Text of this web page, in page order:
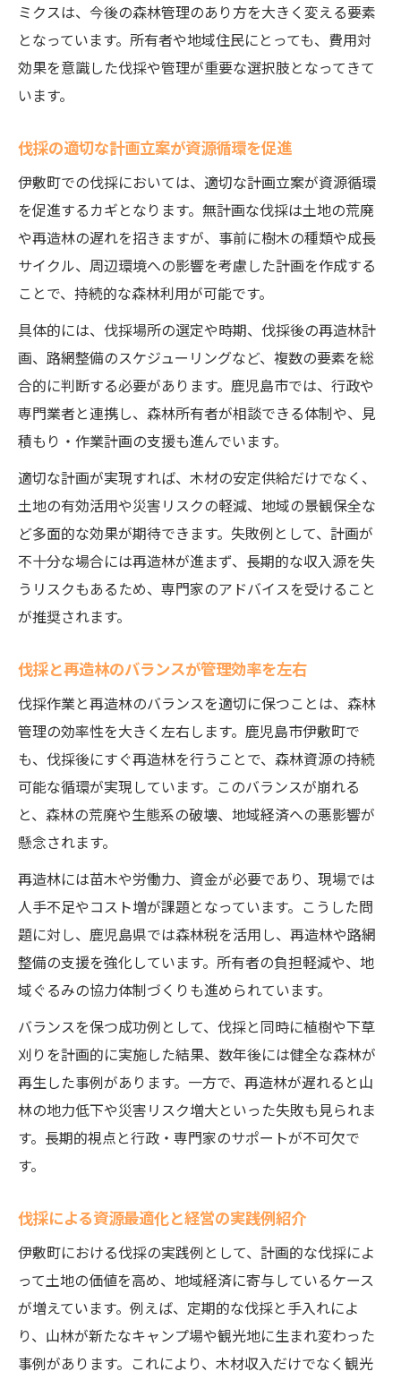
ミクスは、今後の森林管理のあり方を大きく変える要素
となっています。所有者や地域住民にとっても、費用対
効果を意識した伐採や管理が重要な選択肢となってきて
います。
伐採の適切な計画立案が資源循環を促進
伊敷町での伐採においては、適切な計画立案が資源循環
を促進するカギとなります。無計画な伐採は土地の荒廃
や再造林の遅れを招きますが、事前に樹木の種類や成長
サイクル、周辺環境への影響を考慮した計画を作成する
ことで、持続的な森林利用が可能です。
具体的には、伐採場所の選定や時期、伐採後の再造林計
画、路網整備のスケジューリングなど、複数の要素を総
合的に判断する必要があります。鹿児島市では、行政や
専門業者と連携し、森林所有者が相談できる体制や、見
積もり・作業計画の支援も進んでいます。
適切な計画が実現すれば、木材の安定供給だけでなく、
土地の有効活用や災害リスクの軽減、地域の景観保全な
ど多面的な効果が期待できます。失敗例として、計画が
不十分な場合には再造林が進まず、長期的な収入源を失
うリスクもあるため、専門家のアドバイスを受けること
が推奨されます。
伐採と再造林のバランスが管理効率を左右
伐採作業と再造林のバランスを適切に保つことは、森林
管理の効率性を大きく左右します。鹿児島市伊敷町で
も、伐採後にすぐ再造林を行うことで、森林資源の持続
可能な循環が実現しています。このバランスが崩れる
と、森林の荒廃や生態系の破壊、地域経済への悪影響が
懸念されます。
再造林には苗木や労働力、資金が必要であり、現場では
人手不足やコスト増が課題となっています。こうした問
題に対し、鹿児島県では森林税を活用し、再造林や路網
整備の支援を強化しています。所有者の負担軽減や、地
域ぐるみの協力体制づくりも進められています。
バランスを保つ成功例として、伐採と同時に植樹や下草
刈りを計画的に実施した結果、数年後には健全な森林が
再生した事例があります。一方で、再造林が遅れると山
林の地力低下や災害リスク増大といった失敗も見られま
す。長期的視点と行政・専門家のサポートが不可欠で
す。
伐採による資源最適化と経営の実践例紹介
伊敷町における伐採の実践例として、計画的な伐採によ
って土地の価値を高め、地域経済に寄与しているケース
が増えています。例えば、定期的な伐採と手入れによ
り、山林が新たなキャンプ場や観光地に生まれ変わった
事例があります。これにより、木材収入だけでなく観光